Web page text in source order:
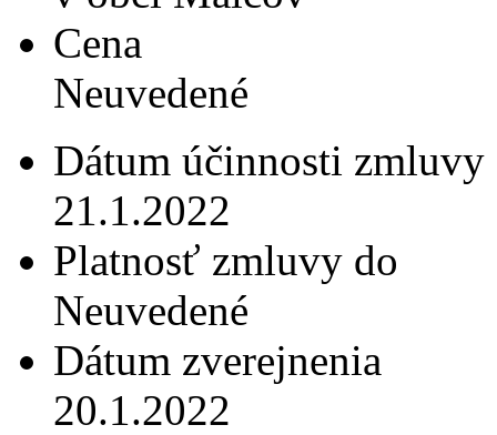
Cena
Neuvedené
Dátum účinnosti zmluvy
21.1.2022
Platnosť zmluvy do
Neuvedené
Dátum zverejnenia
20.1.2022